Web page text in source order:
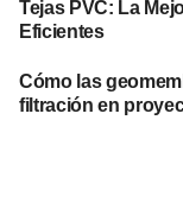
Tejas PVC: La
Eficientes
Cómo las
filtración en